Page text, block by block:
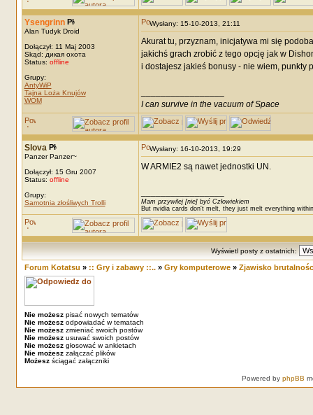
Ysengrinn
Alan Tudyk Droid
Dołączył: 11 Maj 2003
Skąd: дикая охота
Status: offline
Grupy:
AntyWiP
Tajna Loża Knujów
WOM
Wysłany: 15-10-2013, 21:11
Akurat tu, przyznam, inicjatywa mi się
jakichś grach zrobić z tego opcję jak w
i dostajesz jakieś bonusy - nie wiem, punkty
I can survive in the vacuum of Space
Slova
Panzer Panzer~
Dołączył: 15 Gru 2007
Status: offline
Grupy:
Samotnia złośliwych Trolli
Wysłany: 16-10-2013, 19:29
W ARMIE2 są nawet jednostki UN.
Mam przywilej [nie] być Człowiekiem
But nvidia cards don't melt, they just melt everything
Wyświetl posty z ostatnich:
Forum Kotatsu » :: Gry i zabawy ::..» Gry komputerowe» Zjawisko
Nie możeszpisać nowych tematów
Nie możeszodpowiadać w tematach
Nie możeszzmieniać swoich postów
Nie możeszusuwać swoich postów
Nie możeszgłosować w ankietach
Nie możeszzałączać plików
Możeszściągać załączniki
Powered by phpBB